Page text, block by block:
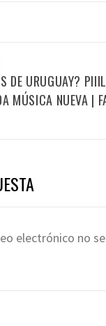
DE URUGUAY?
MÚSICA NUEVA |
electrónico no